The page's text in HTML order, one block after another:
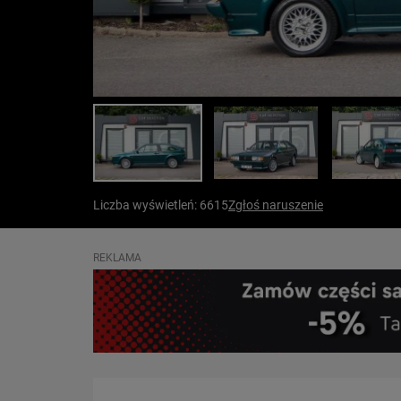
Liczba wyświetleń: 6615Zgłoś naruszenie
REKLAMA